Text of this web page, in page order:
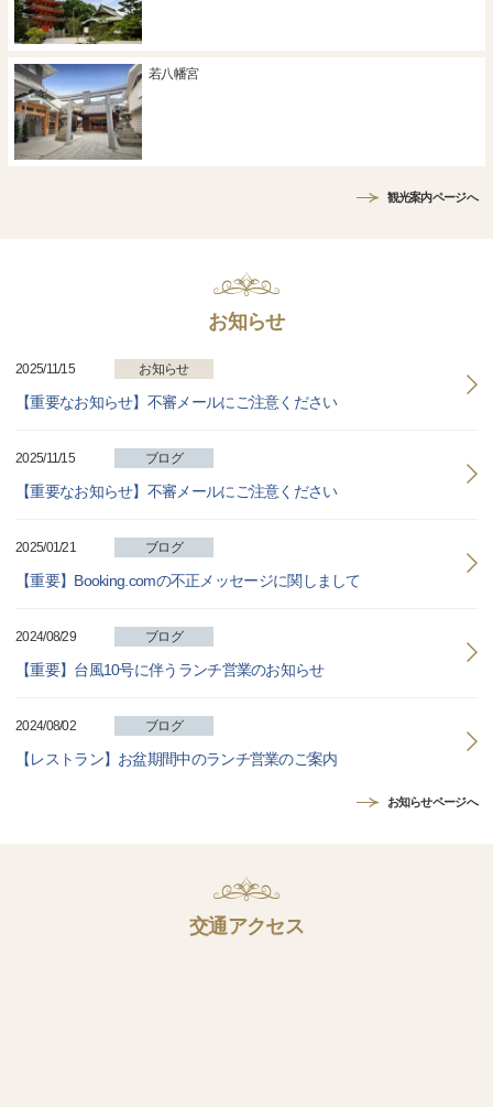
若八幡宮
観光案内ページへ
お知らせ
2025/11/15 お知らせ
【重要なお知らせ】不審メールにご注意ください
2025/11/15 ブログ
【重要なお知らせ】不審メールにご注意ください
2025/01/21 ブログ
【重要】Booking.comの不正メッセージに関しまして
2024/08/29 ブログ
【重要】台風10号に伴うランチ営業のお知らせ
2024/08/02 ブログ
【レストラン】お盆期間中のランチ営業のご案内
お知らせページへ
交通アクセス